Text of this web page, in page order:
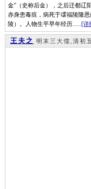
金”（史称后金），之后迁都辽
赤身患毒疽，病死于叆福陵隆
陵）。人物生平早年经历......[详
王夫之 明末三大儒,清初